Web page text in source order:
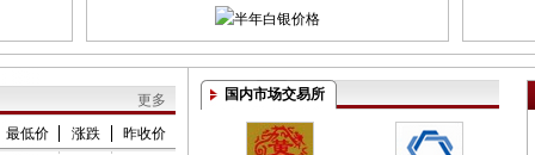
更多
最低价
涨跌
昨收价
国内市场交易所